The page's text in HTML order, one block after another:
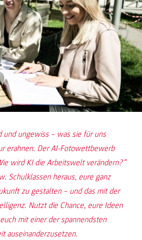
und ungewiss – was sie für uns
erahnen. Der AI-Fotowettbewerb
wird KI die Arbeitswelt verändern?”
Schulklassen heraus, eure ganz
zu gestalten – und das mit der
Nutzt die Chance, eure Ideen
mit einer der spannendsten
auseinanderzusetzen.